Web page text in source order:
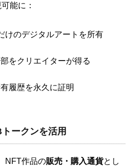
能に：
けのデジタルアートを所有
をクリエイターが得る
履歴を永久に証明
ークンを活用
NFT作品の販売・購入通貨とし